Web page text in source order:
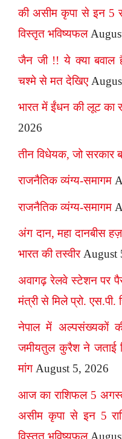
की असीम कृपा से इन 5
विस्तृत भविष्यफल
जैन जी !! ये क्या बवाल
चश्मे से मत देखिए
भारत में ईंधन की लूट का
2026
तीन विधेयक, जो
राजनैतिक व्यंग्य-समागम
राजनैतिक व्यंग्य-समागम
अंग दान, महा दानबीस
भारत की तस्वीर August
अवागढ़ रेलवे स्टेशन पर
मंत्री से मिले प्रो. एस.पी.
नेपाल में अल्पसंख्यकों
जमीयतुल कुरैश ने जताई
मांग August 5, 2026
आज का राशिफल 5
असीम कृपा से इन 5
विस्तृत भविष्यफल